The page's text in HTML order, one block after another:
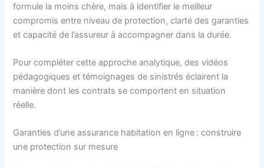
formule la moins chère, mais à identifier le meilleur
compromis entre niveau de protection, clarté des garanties
et capacité de l’assureur à accompagner dans la durée.
Pour compléter cette approche analytique, des vidéos
pédagogiques et témoignages de sinistrés éclairent la
manière dont les contrats se comportent en situation
réelle.
Garanties d’une assurance habitation en ligne : construire
une protection sur mesure